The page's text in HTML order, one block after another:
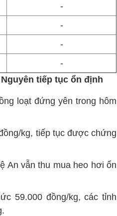
-
-
-
-
tiếp tục ổn định
loạt đứng yên trong hôm
kg, tiếp tục được chứng
An vẫn thu mua heo hơi ổn
59.000 đồng/kg, các tỉnh